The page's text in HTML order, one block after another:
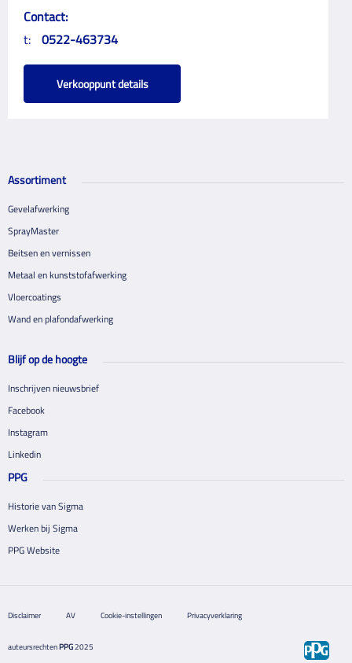
Contact:
t: 0522-463734
Verkooppunt details
Assortiment
Gevelafwerking
SprayMaster
Beitsen en vernissen
Metaal en kunststofafwerking
Vloercoatings
Wand en plafondafwerking
Blijf op de hoogte
Inschrijven nieuwsbrief
Facebook
Instagram
Linkedin
PPG
Historie van Sigma
Werken bij Sigma
PPG Website
Disclaimer AV Cookie-instellingen Privacyverklaring
auteursrechtenPPG2025